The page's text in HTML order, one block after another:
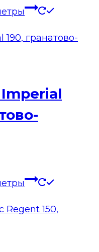
Этот
имеет
можно
Этот
имеет